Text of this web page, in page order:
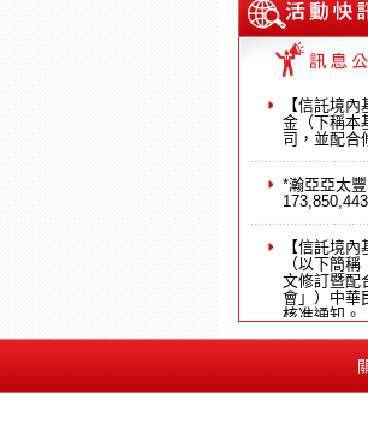
【信託境
金（下稱本
司，並配合
*瀚亞亞太
【信託境
（以下簡
文修訂暨配
會」）中華
核准通知。
【信託境
版本公開
【信託境